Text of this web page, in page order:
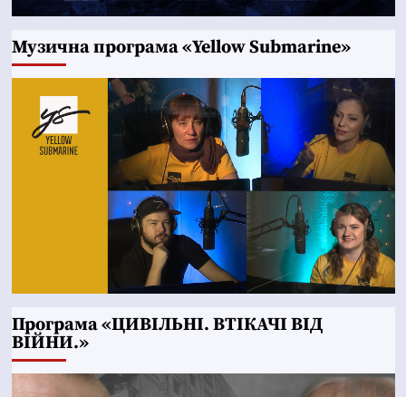
Музична програма «Yellow Submarine»
Програма «ЦИВІЛЬНІ. ВТІКАЧІ ВІД
ВІЙНИ.»